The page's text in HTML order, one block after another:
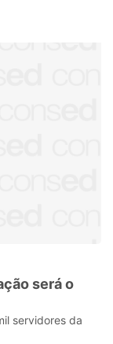
será o
servidores da